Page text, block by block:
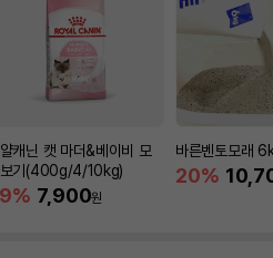
캐닌 캣 마더&베이비 모
기(400g/4/10kg)
7,900원
바른벤토모래
20%